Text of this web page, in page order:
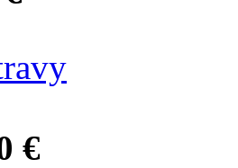
€